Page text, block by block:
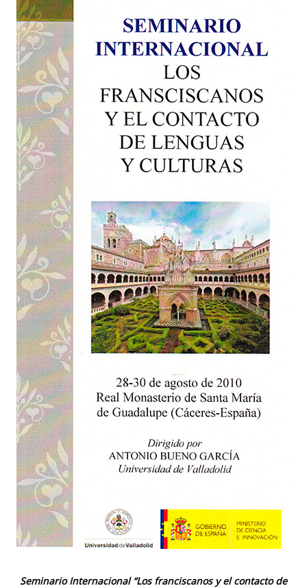
Seminario Internacional “Los franciscanos y el contacto de